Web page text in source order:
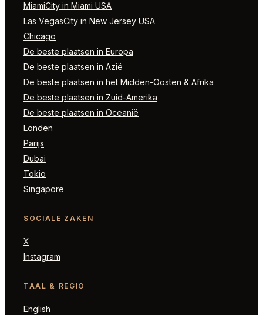
MiamiCity in Miami USA
Las VegasCity in New Jersey USA
Chicago
De beste plaatsen in Europa
De beste plaatsen in Azië
De beste plaatsen in het Midden-Oosten & Afrika
De beste plaatsen in Zuid-Amerika
De beste plaatsen in Oceanië
Londen
Parijs
Dubai
Tokio
Singapore
SOCIALE ZAKEN
X
Instagram
TAAL & REGIO
English